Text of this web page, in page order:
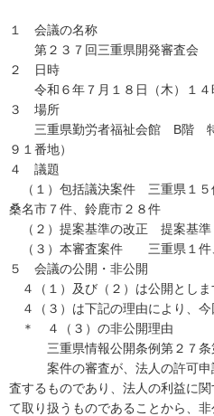
１ 会議の名称
第２３７回三重県開発審査会
２ 日時
令和６年７月１８日（木）１４
３ 場所
三重県勤労者福祉会館 B階 特
９１番地）
４ 議題
（１）包括議決案件 三重県１５
桑名市７件、鈴鹿市２８件
（２）提案基準の改正 提案基準
（３）本審査案件 三重県１件
５ 会議の公開・非公開
４（１）及び（２）は公開としま
４（３）は下記の理由により、今
＊ ４（３）の非公開理由
三重県情報公開条例第２７条第
案件の審査が、法人の許可申
査するものであり、法人の利益に
て取り扱うものであることから、非